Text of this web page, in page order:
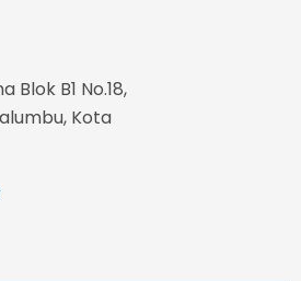
Blok B1 No.18,
Kota